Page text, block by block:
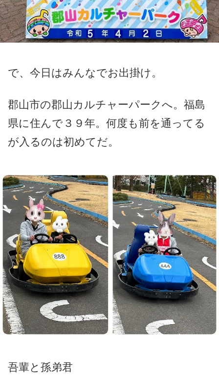
で、今日はみんなでお出掛け。
郡山市の郡山カルチャーパークへ。福島
県に住んで３９年。何度も前を通ってる
が入るのは初めてだ。
吾輩と孫弟君